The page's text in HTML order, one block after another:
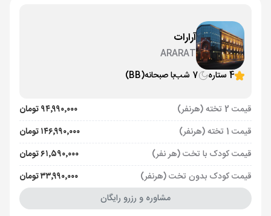
آرارات
ARARAT
4 ستاره
7 شب با صبحانه(BB)
قیمت 2 تخته (هرنفر)
۹۴٬۹۹۰٬۰۰۰ تومان
قیمت 1 تخته (هرنفر)
۱۴۶٬۹۹۰٬۰۰۰ تومان
قیمت کودک با تخت (هر نفر)
۶۱٬۵۹۰٬۰۰۰ تومان
قیمت کودک بدون تخت (هرنفر)
۳۳٬۹۹۰٬۰۰۰ تومان
مشاوره و رزرو رایگان